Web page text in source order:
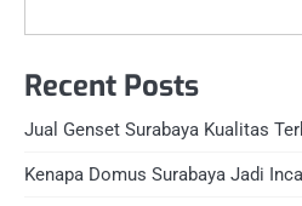
Recent Posts
Jual Genset Surabaya Kualitas
Kenapa Domus Surabaya Jadi